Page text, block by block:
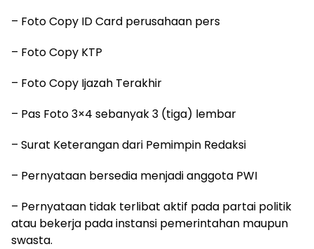
– Foto Copy ID Card perusahaan pers
– Foto Copy KTP
– Foto Copy Ijazah Terakhir
– Pas Foto 3×4 sebanyak 3 (tiga) lembar
– Surat Keterangan dari Pemimpin Redaksi
– Pernyataan bersedia menjadi anggota PWI
– Pernyataan tidak terlibat aktif pada partai politik
atau bekerja pada instansi pemerintahan maupun
swasta.